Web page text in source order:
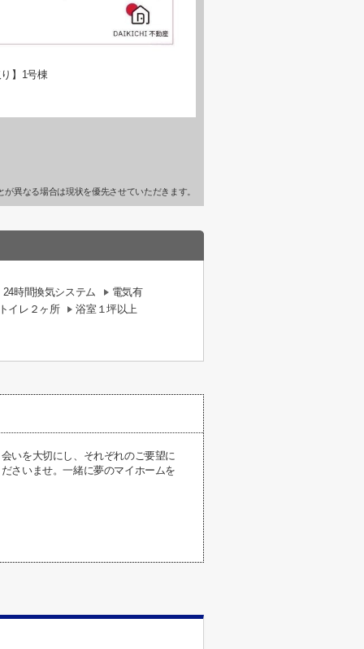
】1号棟
異なる場合は現状を優先させていただきます。
24時間換気システム
電気有
イレ２ヶ所
浴室１坪以上
いを大切にし、それぞれのご要望に
さいませ。一緒に夢のマイホームを